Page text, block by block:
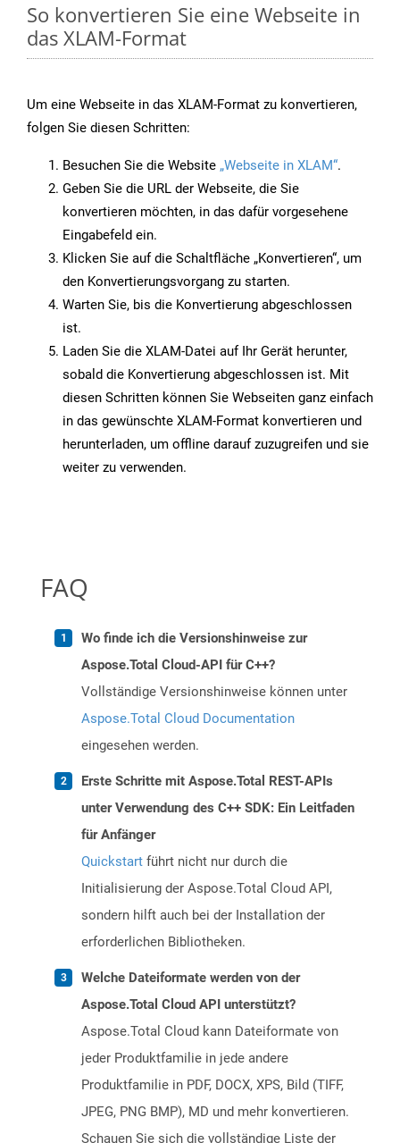
So konvertieren Sie eine Webseite in
das XLAM-Format
Um eine Webseite in das XLAM-Format zu konvertieren,
folgen Sie diesen Schritten:
Besuchen Sie die Website „Webseite in XLAM“.
Geben Sie die URL der Webseite, die Sie
konvertieren möchten, in das dafür vorgesehene
Eingabefeld ein.
Klicken Sie auf die Schaltfläche „Konvertieren“, um
den Konvertierungsvorgang zu starten.
Warten Sie, bis die Konvertierung abgeschlossen
ist.
Laden Sie die XLAM-Datei auf Ihr Gerät herunter,
sobald die Konvertierung abgeschlossen ist. Mit
diesen Schritten können Sie Webseiten ganz einfach
in das gewünschte XLAM-Format konvertieren und
herunterladen, um offline darauf zuzugreifen und sie
weiter zu verwenden.
FAQ
Wo finde ich die Versionshinweise zur
Aspose.Total Cloud-API für C++?
Vollständige Versionshinweise können unter
Aspose.Total Cloud Documentation
eingesehen werden.
Erste Schritte mit Aspose.Total REST-APIs
unter Verwendung des C++ SDK: Ein Leitfaden
für Anfänger
Quickstart führt nicht nur durch die
Initialisierung der Aspose.Total Cloud API,
sondern hilft auch bei der Installation der
erforderlichen Bibliotheken.
Welche Dateiformate werden von der
Aspose.Total Cloud API unterstützt?
Aspose.Total Cloud kann Dateiformate von
jeder Produktfamilie in jede andere
Produktfamilie in PDF, DOCX, XPS, Bild (TIFF,
JPEG, PNG BMP), MD und mehr konvertieren.
Schauen Sie sich die vollständige Liste der